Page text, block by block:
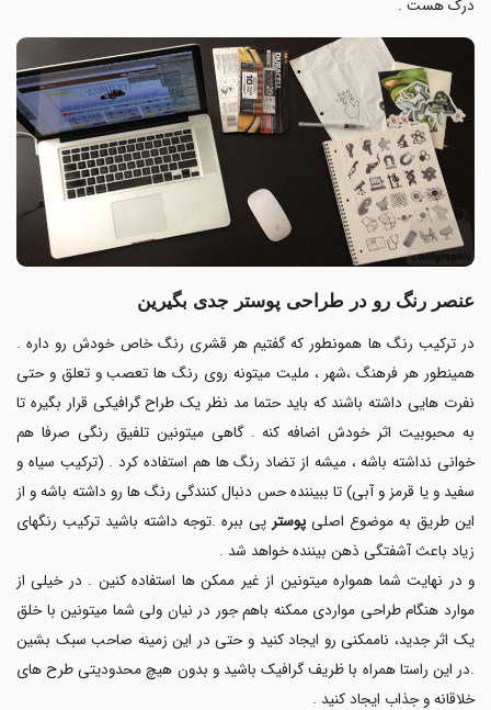
درک هست .
عنصر رنگ رو در طراحی پوستر جدی بگیرین
در ترکیب رنگ ها همونطور که گفتیم هر قشری رنگ خاص خودش رو داره .
همینطور هر فرهنگ ،شهر ، ملیت میتونه روی رنگ ها تعصب و تعلق و حتی
نفرت هایی داشته باشند که باید حتما مد نظر یک طراح گرافیکی قرار بگیره تا
به محبوبیت اثر خودش اضافه کنه . گاهی میتونین تلفیق رنگی صرفا هم
خوانی نداشته باشه ، میشه از تضاد رنگ ها هم استفاده کرد . (ترکیب سیاه و
سفید و یا قرمز و آبی) تا ببیننده حس دنبال کنندگی رنگ ها رو داشته باشه و از
این طریق به موضوع اصلی پوستر پی ببره .توجه داشته باشید ترکیب رنگهای
زیاد باعث آشفتگی ذهن بیننده خواهد شد .
و در نهایت شما همواره میتونین از غیر ممکن ها استفاده کنین . در خیلی از
موارد هنگام طراحی مواردی ممکنه باهم جور در نیان ولی شما میتونین با خلق
یک اثر جدید، ناممکنی رو ایجاد کنید و حتی در این زمینه صاحب سبک بشین
.در این راستا همراه با ظریف گرافیک باشید و بدون هیچ محدودیتی طرح های
خلاقانهو جذاب ایجاد کنید .